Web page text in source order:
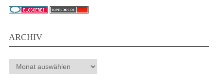
ARCHIV
Archiv